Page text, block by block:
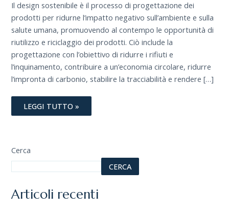
Il design sostenibile è il processo di progettazione dei
prodotti per ridurne l’impatto negativo sull’ambiente e sulla
salute umana, promuovendo al contempo le opportunità di
riutilizzo e riciclaggio dei prodotti. Ciò include la
progettazione con l’obiettivo di ridurre i rifiuti e
l’inquinamento, contribuire a un’economia circolare, ridurre
l’impronta di carbonio, stabilire la tracciabilità e rendere […]
LEGGI TUTTO »
Cerca
CERCA
Articoli recenti